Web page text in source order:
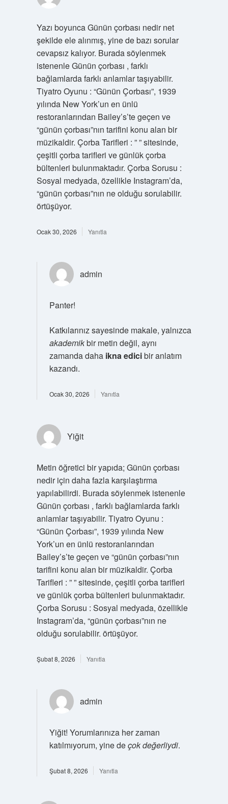
Yazı boyunca Günün çorbası nedir net
şekilde ele alınmış, yine de bazı sorular
cevapsız kalıyor. Burada söylenmek
istenenle Günün çorbası , farklı
bağlamlarda farklı anlamlar taşıyabilir.
Tiyatro Oyunu : “Günün Çorbası”, 1939
yılında New York’un en ünlü
restoranlarından Bailey’s’te geçen ve
“günün çorbası”nın tarifini konu alan bir
müzikaldir. Çorba Tarifleri : ” ” sitesinde,
çeşitli çorba tarifleri ve günlük çorba
bültenleri bulunmaktadır. Çorba Sorusu :
Sosyal medyada, özellikle Instagram’da,
“günün çorbası”nın ne olduğu sorulabilir.
örtüşüyor.
Ocak 30, 2026 Yanıtla
admin
Panter!
Katkılarınız sayesinde makale, yalnızca
akademikbir metin değil, aynı
zamanda daha ikna edicibir anlatım
kazandı.
Ocak 30, 2026 Yanıtla
Yiğit
Metin öğretici bir yapıda; Günün çorbası
nedir için daha fazla karşılaştırma
yapılabilirdi. Burada söylenmek istenenle
Günün çorbası , farklı bağlamlarda farklı
anlamlar taşıyabilir. Tiyatro Oyunu :
“Günün Çorbası”, 1939 yılında New
York’un en ünlü restoranlarından
Bailey’s’te geçen ve “günün çorbası”nın
tarifini konu alan bir müzikaldir. Çorba
Tarifleri : ” ” sitesinde, çeşitli çorba tarifleri
ve günlük çorba bültenleri bulunmaktadır.
Çorba Sorusu : Sosyal medyada, özellikle
Instagram’da, “günün çorbası”nın ne
olduğu sorulabilir. örtüşüyor.
Şubat 8, 2026 Yanıtla
admin
Yiğit! Yorumlarınıza her zaman
katılmıyorum, yine deçok değerliydi.
Şubat 8, 2026 Yanıtla